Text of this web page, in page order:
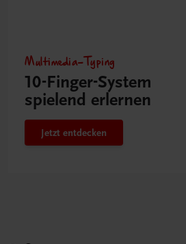
Multimedia-Typing
10-Finger-­System
spielend erlernen
Jetzt entdecken